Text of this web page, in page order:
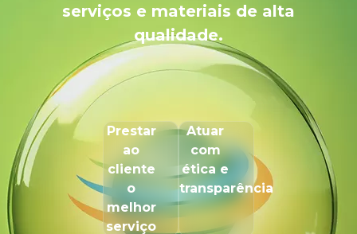
serviços e materiais de alta
qualidade.
Prestar
ao
cliente
o
melhor
serviço
Atuar
com
ética e
transparência